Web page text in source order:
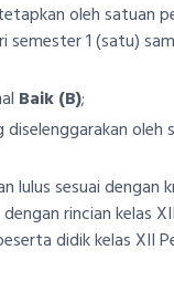
oleh satuan
semester 1 (satu)
Baik(B);
oleh
lulus sesuai dengan
rincian kelas
didik kelas XII